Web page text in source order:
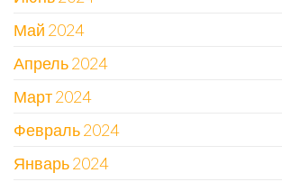
Май 2024
Апрель 2024
Март 2024
Февраль 2024
Январь 2024